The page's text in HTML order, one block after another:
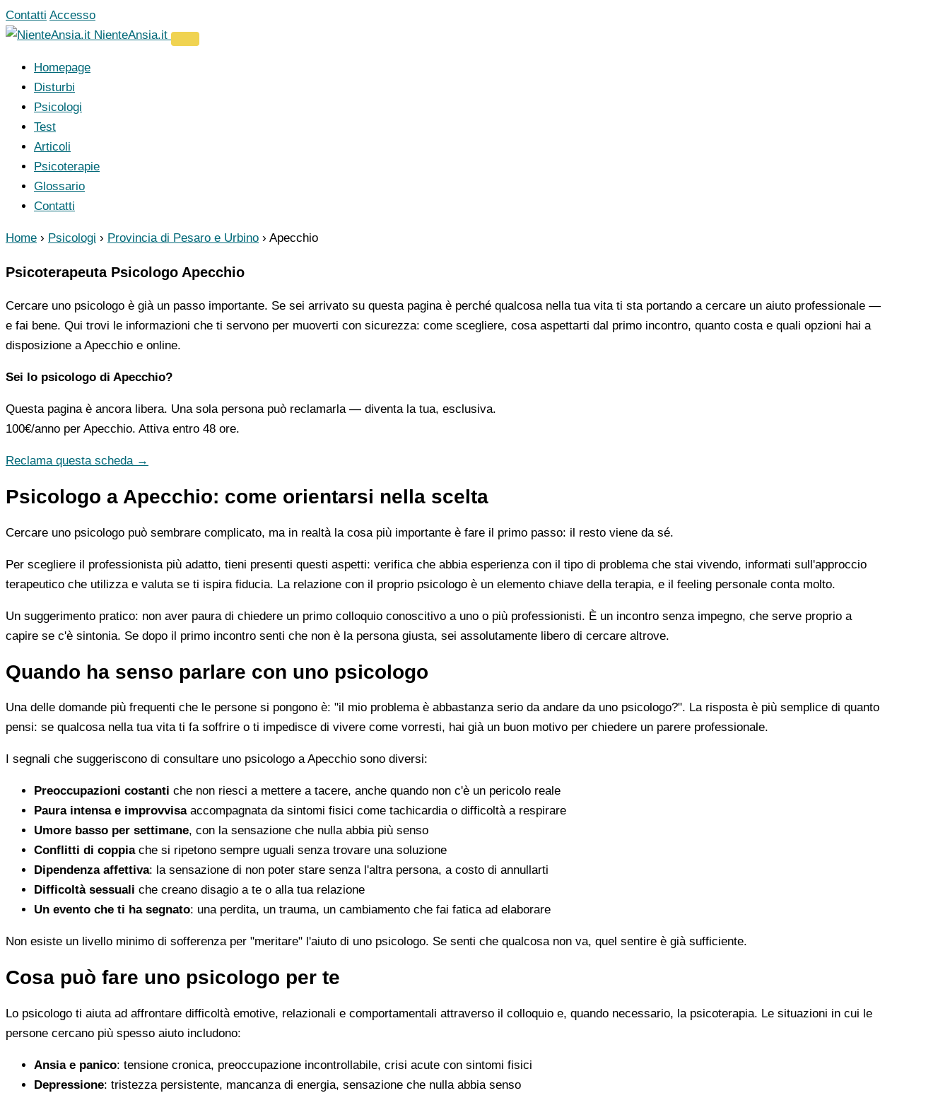
Vai
al
Contatti Accesso
NienteAnsia.it
Homepage
Disturbi
Psicologi
Test
Articoli
Psicoterapie
Glossario
Contatti
Home › Psicologi › Provincia di Pesaro e Urbino › Apecchio
Psicoterapeuta Psicologo Apecchio
Cercare uno psicologo è già un passo importante. Se sei arrivato su questa pagina è perché qualcosa nella tua vita ti sta portando a cercare un aiuto professionale —
e fai bene. Qui trovi le informazioni che ti servono per muoverti con sicurezza: come scegliere, cosa aspettarti dal primo incontro, quanto costa e quali opzioni hai a
disposizione a Apecchio e online.
Sei lo psicologo di Apecchio?
Questa pagina è ancora libera. Una sola persona può reclamarla — diventa la tua, esclusiva.
100€/anno per Apecchio. Attiva entro 48 ore.
Reclama questa scheda →
Psicologo a Apecchio: come orientarsi nella scelta
Cercare uno psicologo può sembrare complicato, ma in realtà la cosa più importante è fare il primo passo: il resto viene da sé.
Per scegliere il professionista più adatto, tieni presenti questi aspetti: verifica che abbia esperienza con il tipo di problema che stai vivendo, informati sull'approccio
terapeutico che utilizza e valuta se ti ispira fiducia. La relazione con il proprio psicologo è un elemento chiave della terapia, e il feeling personale conta molto.
Un suggerimento pratico: non aver paura di chiedere un primo colloquio conoscitivo a uno o più professionisti. È un incontro senza impegno, che serve proprio a
capire se c'è sintonia. Se dopo il primo incontro senti che non è la persona giusta, sei assolutamente libero di cercare altrove.
Quando ha senso parlare con uno psicologo
Una delle domande più frequenti che le persone si pongono è: "il mio problema è abbastanza serio da andare da uno psicologo?". La risposta è più semplice di quanto
pensi: se qualcosa nella tua vita ti fa soffrire o ti impedisce di vivere come vorresti, hai già un buon motivo per chiedere un parere professionale.
I segnali che suggeriscono di consultare uno psicologo a Apecchio sono diversi:
Preoccupazioni costanti che non riesci a mettere a tacere, anche quando non c'è un pericolo reale
Paura intensa e improvvisaaccompagnata da sintomi fisici come tachicardia o difficoltà a respirare
Umore basso per settimane, con la sensazione che nulla abbia più senso
Conflitti di coppiache si ripetono sempre uguali senza trovare una soluzione
Dipendenza affettiva: la sensazione di non poter stare senza l'altra persona, a costo di annullarti
Difficoltà sessuali che creano disagio a te o alla tua relazione
Un evento che ti ha segnato: una perdita, un trauma, un cambiamento che fai fatica ad elaborare
Non esiste un livello minimo di sofferenza per "meritare" l'aiuto di uno psicologo. Se senti che qualcosa non va, quel sentire è già sufficiente.
Cosa può fare uno psicologo per te
Lo psicologo ti aiuta ad affrontare difficoltà emotive, relazionali e comportamentali attraverso il colloquio e, quando necessario, la psicoterapia. Le situazioni in cui le
persone cercano più spesso aiuto includono:
Ansia e panico: tensione cronica, preoccupazione incontrollabile, crisi acute con sintomi fisici
Depressione: tristezza persistente, mancanza di energia, sensazione che nulla abbia senso